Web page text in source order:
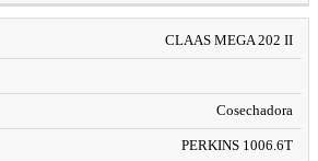
CLAAS MEGA 202 II
Cosechadora
PERKINS 1006.6T